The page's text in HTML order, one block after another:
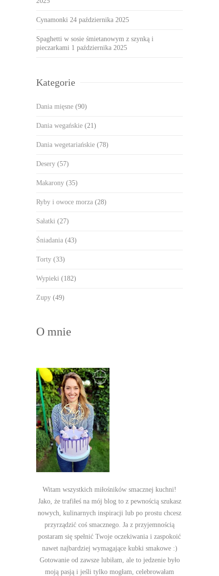
Cynamonki 24 października 2025
Spaghetti w sosie śmietanowym z szynką i
pieczarkami 1 października 2025
Kategorie
Dania mięsne (90)
Dania wegańskie (21)
Dania wegetariańskie (78)
Desery (57)
Makarony (35)
Ryby i owoce morza (28)
Sałatki (27)
Śniadania (43)
Torty (33)
Wypieki (182)
Zupy (49)
O mnie
Witam wszystkich miłośników smacznej kuchni!
Jako, że trafiłeś na mój blog to z pewnością szukasz
nowych, kulinarnych inspiracji lub po prostu chcesz
przyrządzić coś smacznego. Ja z przyjemnością
postaram się spełnić Twoje oczekiwania i zaspokoić
nawet najbardziej wymagające kubki smakowe :)
Gotowanie od zawsze lubiłam, ale to jedzenie było
moją pasją i jeśli tylko mogłam, celebrowałam